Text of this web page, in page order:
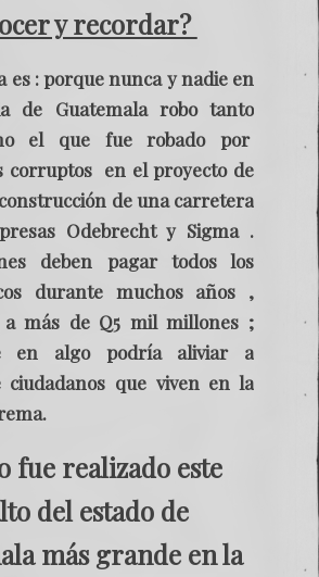
y recordar?
es : porque nunca y nadie en
de Guatemala robo tanto
el que fue robado por
corruptos en el proyecto de
de una carretera
Odebrecht y Sigma .
deben pagar todos los
durante muchos años ,
a más de Q5 mil millones ;
en algo podría aliviar a
ciudadanos que viven en la
fue realizado este
del estado de
más grande en la